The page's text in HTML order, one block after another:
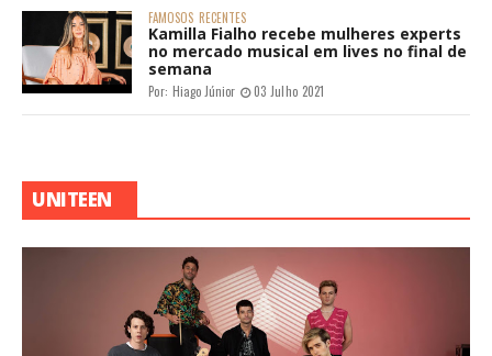
FAMOSOS RECENTES
Kamilla Fialho recebe mulheres experts
no mercado musical em lives no final de
semana
Por: Hiago Júnior 03 Julho 2021
UNITEEN